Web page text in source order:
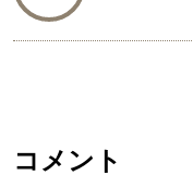
コメント